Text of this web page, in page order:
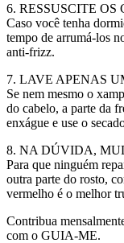
6. RESSUSCITE OS
Caso você tenha
tempo de arrumá-los
anti-frizz.
7. LAVE APENAS
Se nem mesmo o
do cabelo, a parte da
enxágue e use o
8. NA DÚVIDA,
Para que ninguém
outra parte do rosto,
vermelho é o melhor
Contribua
com o GUIA-ME.